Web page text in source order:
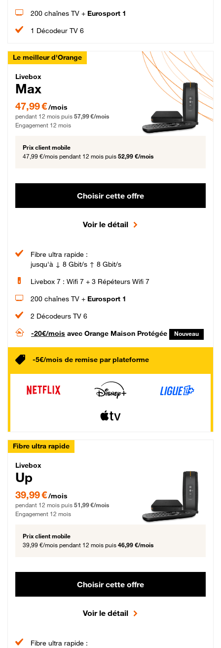
200 chaînes TV + Eurosport 1
1 Décodeur TV 6
Le meilleur d'Orange
Livebox Max Fibre
Livebox
Max
47,99 € par mois pendant 12 mois puis 57,99 € par mois, Engagement 12 mois
47,99 €/mois
pendant 12 mois puis 57,99 €/mois
Engagement 12 mois
Prix client mobile
47,99 €/mois pendant 12 mois puis 52,99 €/mois
Choisir cette offre
Voir le détail
Fibre ultra rapide :
jusqu'à ↓ 8 Gbit/s ↑ 8 Gbit/s
Livebox 7 : Wifi 7 + 3 Répéteurs Wifi 7
200 chaînes TV + Eurosport 1
2 Décodeurs TV 6
-20€/mois avec Orange Maison Protégée Nouveau
-5€/mois de remise par plateforme
Fibre ultra rapide
Livebox Up Fibre
Livebox
Up
39,99 € par mois pendant 12 mois puis 51,99 € par mois, Engagement 12 mois
39,99 €/mois
pendant 12 mois puis 51,99 €/mois
Engagement 12 mois
Prix client mobile
39,99 €/mois pendant 12 mois puis 46,99 €/mois
Choisir cette offre
Voir le détail
Fibre ultra rapide :